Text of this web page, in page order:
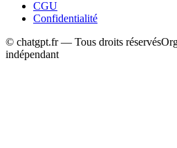
CGU
Confidentialité
© chatgpt.fr — Tous droits réservés
indépendant